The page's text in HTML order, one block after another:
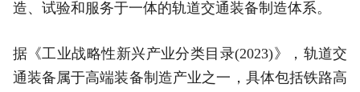
造、试验和服务于一体的轨道交通装备制造体系。
据《工业战略性新兴产业分类目录(2023)》，轨道交
通装备属于高端装备制造产业之一，具体包括铁路高